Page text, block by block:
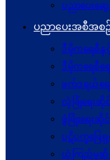
ပညာပေးဆွေး
ပညာပေးအစီအစ
ဒီမိုကရေစီ
ဒီမိုကရေစီရေ
ဖက်ဒရယ်ရေ
လုံခြုံရေးဆို
ဖွံဖြိုးရေးဆို
ပဋိပက္ခ‌ဖြေ
ယုံကြည်မှုဆို